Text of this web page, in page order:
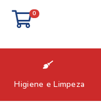
0
Higiene e Limpeza